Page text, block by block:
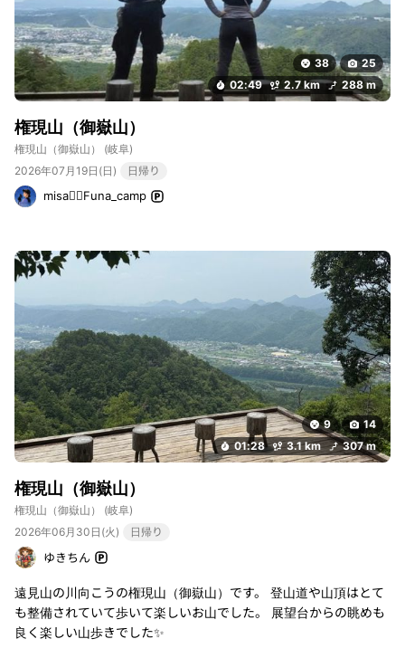
対岸の遠見山からの反対の景色を眺める事が出来て素晴らしい場
所ですね👍 そのまま、『不動明王』へ御参り🙏 不動明王像様
の目が💦ちょっと怖かった💦登りはウグイスが鳴いてましたが、
下山コースはガビチョウの鳴き声が聞こえておりました♪…道端に
『マムシクサ』が💦生えてるのもびっくりでしたね! 遠見山から
り隊メンバー皆んなで〜登りたいね〜👍
38
25
02:49
2.7 km 288 m
権現山（御嶽山）
権現山（御嶽山） (岐阜)
2026年07月19日(日)
日帰り
misa🧚‍♀️Funa_camp
9
14
01:28
3.1 km 307 m
権現山（御嶽山）
権現山（御嶽山） (岐阜)
2026年06月30日(火)
日帰り
ゆきちん
遠見山の川向こうの権現山（御嶽山）です。 登山道や山頂はとて
も整備されていて歩いて楽しいお山でした。 展望台からの眺めも
良く楽しい山歩きでした✨